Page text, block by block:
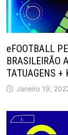
eFOOTBALL
BRASILEIRÃO
TATUAGENS +
Janeiro 19,